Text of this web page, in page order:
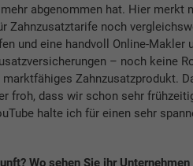
abgenommen hat. Hier merkt
Zahnzusatztarife noch
und eine handvoll Online-Makler
– noch keine
Zahnzusatzprodukt.
froh, dass wir schon sehr
halte ich für einen sehr
Wo sehen Sie ihr